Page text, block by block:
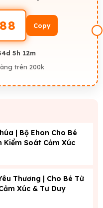
Copy
5h 12m
trên 200k
| Bộ Ehon Cho Bé
Kiểm Soát Cảm Xúc
Thương | Cho Bé Từ
Xúc & Tư Duy